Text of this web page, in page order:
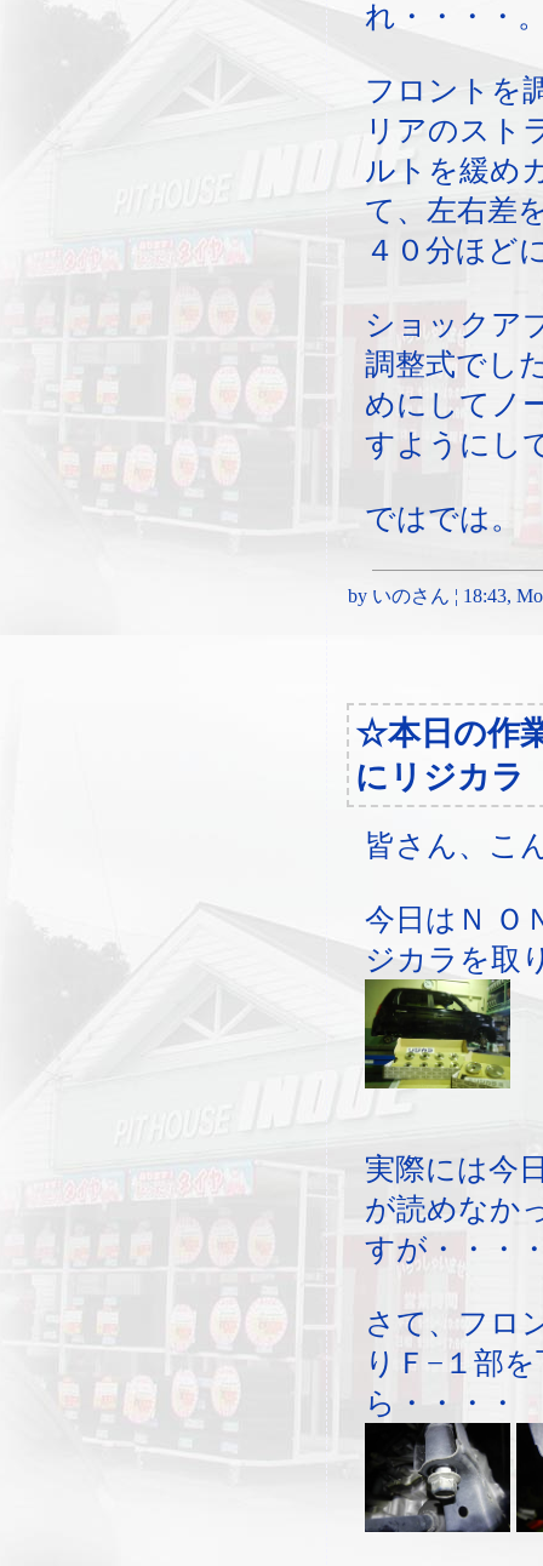
れ・・・・
フロントを
リアのスト
ルトを緩め
て、左右差
４０分ほど
ショックア
調整式でし
めにしてノ
すようにし
ではでは。
by いのさん ¦ 18:43,
☆本日の作
にリジカラ
皆さん、こ
今日はＮ Ｏ
ジカラを取
実際には今
が読めなか
すが・・・
さて、フロ
りＦ−１部
ら・・・・